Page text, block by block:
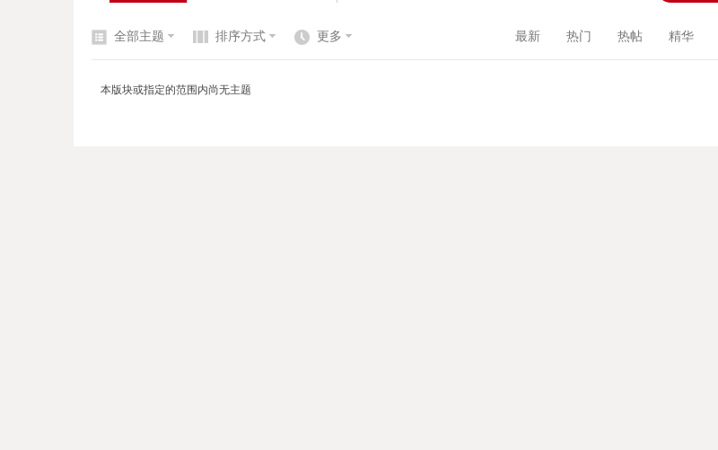
全部主题 排序方式 更多 最新 热门 热帖 精华
本版块或指定的范围内尚无主题